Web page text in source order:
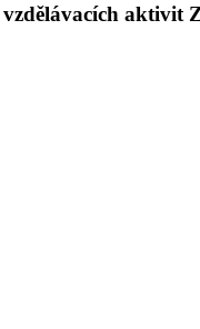
aktivit